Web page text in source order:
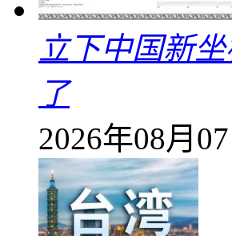
立下中国新
了
2026年08月